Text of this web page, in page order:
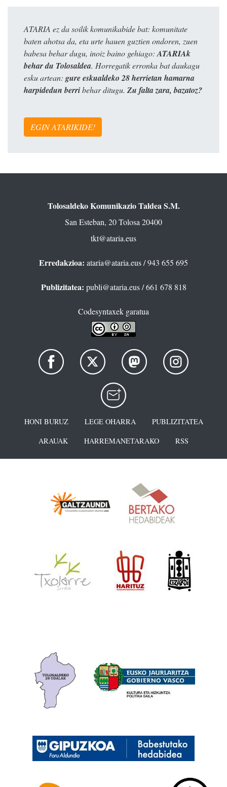
ATARIA ez da soilik komunikabide bat: komunitate
baten ahotsa da, eta urte hauen guztien ondoren, zuen
babesa behar dugu, inoiz baino gehiago:ATARIAk
behar du Tolosaldea. Horregatik erronka bat daukagu
esku artean: gure eskualdeko 28 herrietan hamarna
harpidedun berribehar ditugu. Zu falta zara, bazatoz?
EGIN ATARIKIDE!
Tolosaldeko Komunikazio Taldea S.M.
San Esteban, 20 Tolosa 20400
tkt@ataria.eus
Erredakzioa: ataria@ataria.eus/ 943 655 695
Publizitatea: publi@ataria.eus/ 661 678 818
Codesyntaxek garatua
HONI BURUZ LEGE OHARRA
PUBLIZITATEA
ARAUAK
HARREMANETARAKO RSS